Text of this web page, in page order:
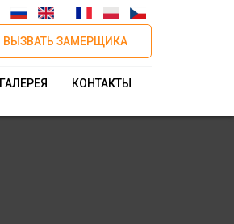
ВЫЗВАТЬ ЗАМЕРЩИКА
ГАЛЕРЕЯ КОНТАКТЫ